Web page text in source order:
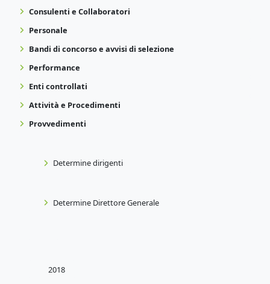
Consulenti e Collaboratori
Personale
Bandi di concorso e avvisi di selezione
Performance
Enti controllati
Attività e Procedimenti
Provvedimenti
Determine dirigenti
Determine Direttore Generale
2018